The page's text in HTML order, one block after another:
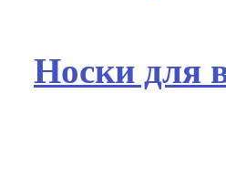
Носки для